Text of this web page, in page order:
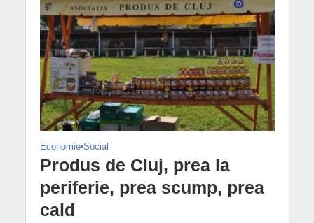
Economie•Social
Produs de Cluj, prea la
periferie, prea scump, prea
cald